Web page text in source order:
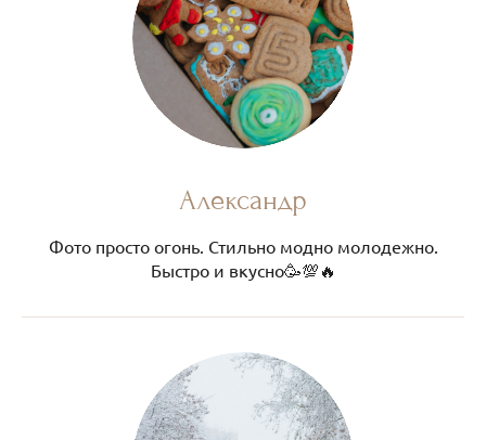
Александр
Фото просто огонь. Стильно модно молодежно.
Быстро и вкусно🥳💯🔥